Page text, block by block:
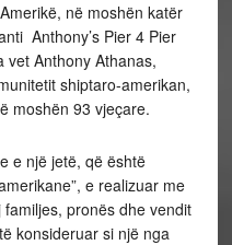
në moshën katër
Anthony’s Pier 4 Pier
Anthony Athanas,
shiptaro-amerikan,
moshën 93 vjeçare.
e një jetë, që është
e realizuar me
pronës dhe vendit
konsideruar si një nga